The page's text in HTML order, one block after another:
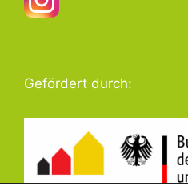
Gefördert durch: